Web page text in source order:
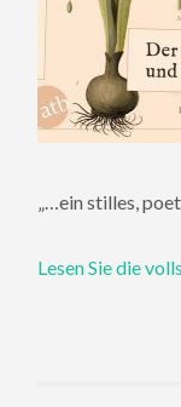
„…ein stilles,
Lesen Sie die